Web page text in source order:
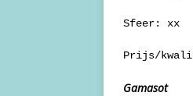
Sfeer: xx
Prijs/
Gamasot